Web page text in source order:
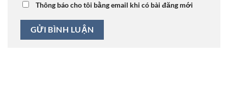
Thông báo cho tôi bằng email khi có bài đăng mới